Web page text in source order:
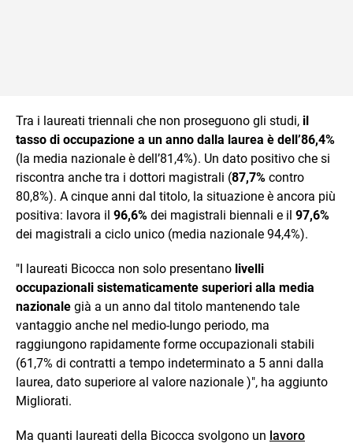
Tra i laureati triennali che non proseguono gli studi, il
tasso di occupazione a un anno dalla laurea è dell’86,4%
(la media nazionale è dell’81,4%). Un dato positivo che si
riscontra anche tra i dottori magistrali (87,7% contro
80,8%). A cinque anni dal titolo, la situazione è ancora più
positiva: lavora il 96,6% dei magistrali biennali e il 97,6%
dei magistrali a ciclo unico (media nazionale 94,4%).
"I laureati Bicocca non solo presentano livelli
occupazionali sistematicamente superiori alla media
nazionale già a un anno dal titolo mantenendo tale
vantaggio anche nel medio-lungo periodo, ma
raggiungono rapidamente forme occupazionali stabili
(61,7% di contratti a tempo indeterminato a 5 anni dalla
laurea, dato superiore al valore nazionale )", ha aggiunto
Migliorati.
Ma quanti laureati della Bicocca svolgono un lavoro